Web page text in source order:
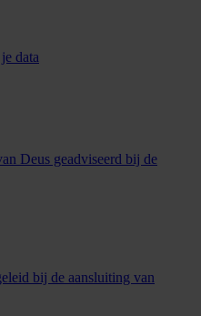
data
Deus geadviseerd bij de
bij de aansluiting van